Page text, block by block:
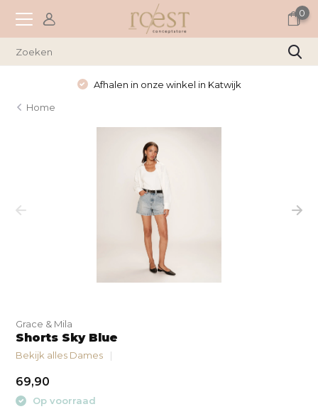
0
Afhalen in onze winkel in Katwijk
Home
Grace & Mila
Shorts Sky Blue
Bekijk alles Dames
69,90
Op voorraad